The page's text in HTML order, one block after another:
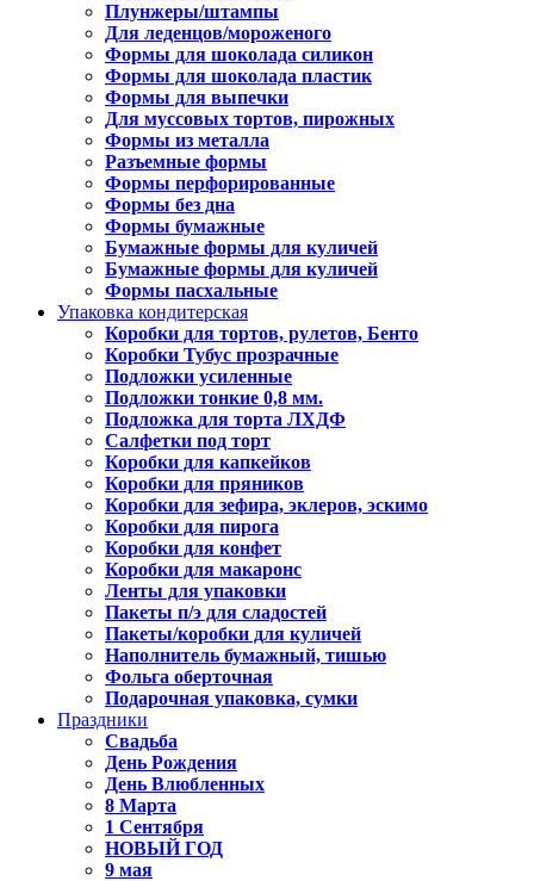
Плунжеры/штампы
Для леденцов/мороженого
Формы для шоколада силикон
Формы для шоколада пластик
Формы для выпечки
Для муссовых тортов, пирожных
Формы из металла
Разъемные формы
Формы перфорированные
Формы без дна
Формы бумажные
Бумажные формы для куличей
Бумажные формы для куличей
Формы пасхальные
Упаковка кондитерская
Коробки для тортов, рулетов, Бенто
Коробки Тубус прозрачные
Подложки усиленные
Подложки тонкие 0,8 мм.
Подложка для торта ЛХДФ
Салфетки под торт
Коробки для капкейков
Коробки для пряников
Коробки для зефира, эклеров, эскимо
Коробки для пирога
Коробки для конфет
Коробки для макаронс
Ленты для упаковки
Пакеты п/э для сладостей
Пакеты/коробки для куличей
Наполнитель бумажный, тишью
Фольга оберточная
Подарочная упаковка, сумки
Праздники
Свадьба
День Рождения
День Влюбленных
8 Марта
1 Сентября
НОВЫЙ ГОД
9 мая